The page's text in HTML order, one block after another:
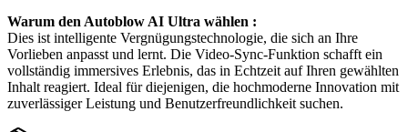
Warum den Autoblow AI Ultra wählen :
Dies ist intelligente Vergnügungstechnologie, die sich an Ihre
Vorlieben anpasst und lernt. Die Video-Sync-Funktion schafft ein
vollständig immersives Erlebnis, das in Echtzeit auf Ihren gewählten
Inhalt reagiert. Ideal für diejenigen, die hochmoderne Innovation mit
zuverlässiger Leistung und Benutzerfreundlichkeit suchen.